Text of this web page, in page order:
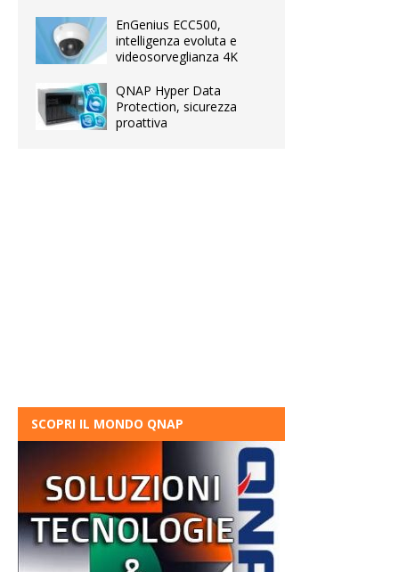
EnGenius ECC500,
intelligenza evoluta e
videosorveglianza 4K
QNAP Hyper Data
Protection, sicurezza
proattiva
SCOPRI IL MONDO QNAP